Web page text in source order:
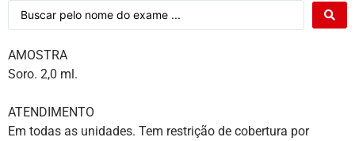
AMOSTRA
Soro. 2,0 ml.
ATENDIMENTO
Em todas as unidades. Tem restrição de cobertura por